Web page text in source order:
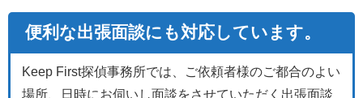
便利な出張面談にも対応しています。
Keep First探偵事務所では、ご依頼者様のご都合のよい
場所、日時にお伺いし面談をさせていただく出張面談